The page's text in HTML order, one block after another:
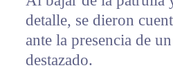
detalle, se dieron
ante la presencia de
destazado.